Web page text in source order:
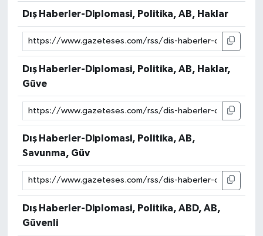
Dış Haberler-Diplomasi, Politika, AB, Haklar
Dış Haberler-Diplomasi, Politika, AB, Haklar,
Güve
Dış Haberler-Diplomasi, Politika, AB,
Savunma, Güv
Dış Haberler-Diplomasi, Politika, ABD, AB,
Güvenli